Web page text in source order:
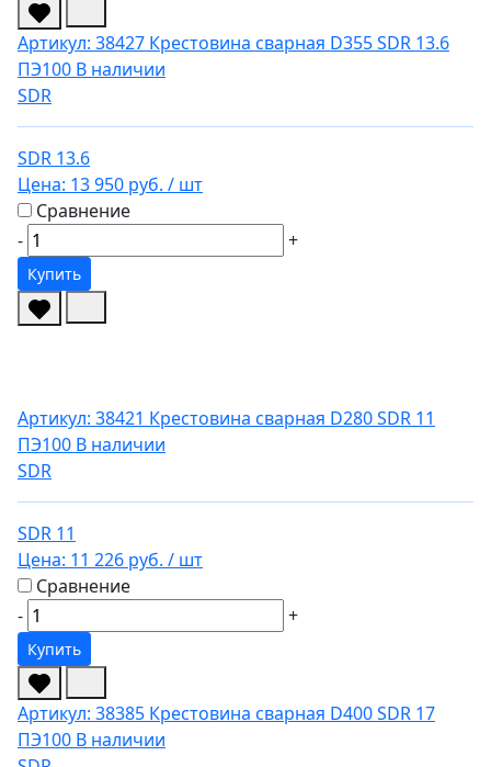
Артикул: 38427 Крестовина сварная D355 SDR 13.6
ПЭ100 В наличии
SDR
SDR 13.6
Цена: 13 950 руб. / шт
Сравнение
-
+
Купить
Артикул: 38421 Крестовина сварная D280 SDR 11
ПЭ100 В наличии
SDR
SDR 11
Цена: 11 226 руб. / шт
Сравнение
-
+
Купить
Артикул: 38385 Крестовина сварная D400 SDR 17
ПЭ100 В наличии